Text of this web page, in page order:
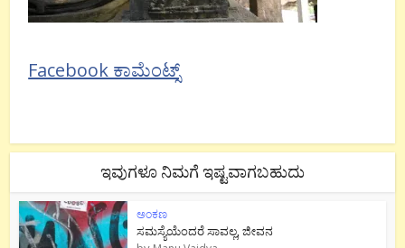
Facebook ಕಾಮೆಂಟ್ಸ್
ಇವುಗಳೂ ನಿಮಗೆ ಇಷ್ಟವಾಗಬಹುದು
ಅಂಕಣ
ಸಮಸ್ಯೆಯೆಂದರೆ ಸಾವಲ್ಲ, ಜೀವನ